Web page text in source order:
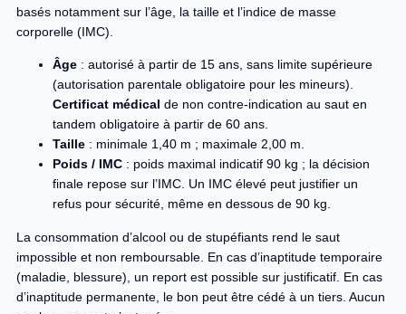
basés notamment sur l’âge, la taille et l’indice de masse
corporelle (IMC).
Âge: autorisé à partir de 15 ans, sans limite supérieure
(autorisation parentale obligatoire pour les mineurs).
Certificat médical de non contre-indication au saut en
tandem obligatoire à partir de 60 ans.
Taille: minimale 1,40 m ; maximale 2,00 m.
Poids / IMC: poids maximal indicatif 90 kg ; la décision
finale repose sur l’IMC. Un IMC élevé peut justifier un
refus pour sécurité, même en dessous de 90 kg.
La consommation d’alcool ou de stupéfiants rend le saut
impossible et non remboursable. En cas d’inaptitude temporaire
(maladie, blessure), un report est possible sur justificatif. En cas
d’inaptitude permanente, le bon peut être cédé à un tiers. Aucun